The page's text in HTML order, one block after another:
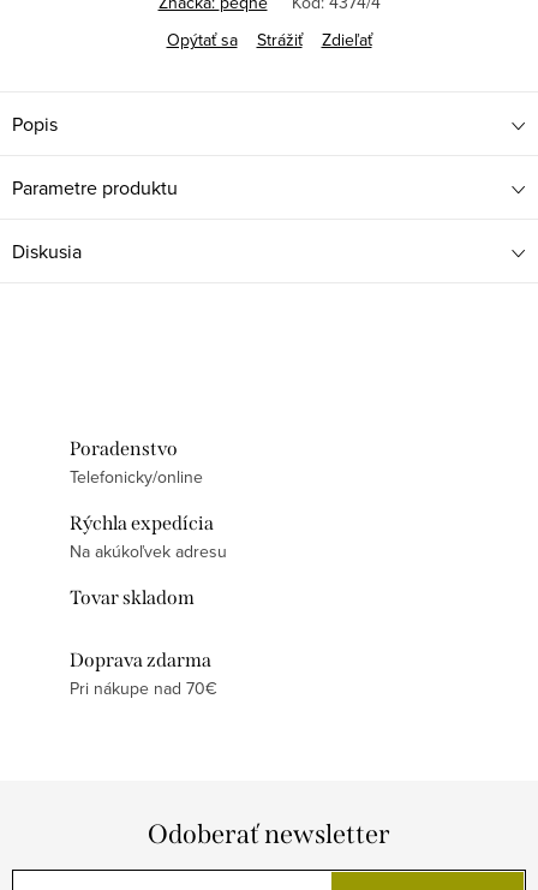
Opýtať sa
Strážiť Zdieľať
Popis
Parametre produktu
Diskusia
Poradenstvo
Telefonicky/online
Rýchla expedícia
Na akúkoľvek adresu
Tovar skladom
Doprava zdarma
Pri nákupe nad 70€
Odoberať newsletter